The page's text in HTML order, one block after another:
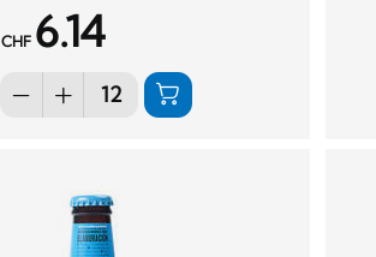
CHF 6.14